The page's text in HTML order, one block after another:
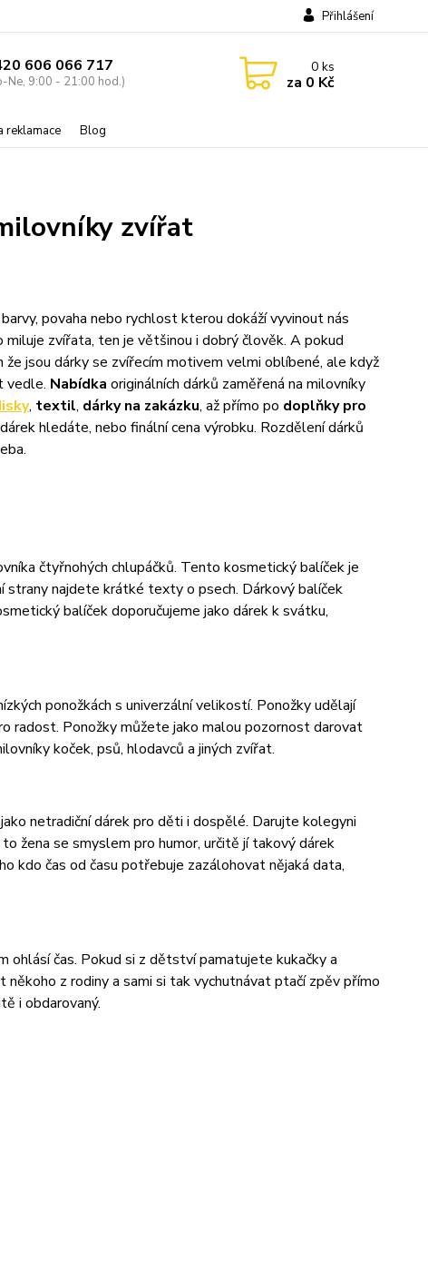
reklamace Blog
Přihlášení
606 066 717
Ne, 9:00 - 21:00 hod.)
0ks
za 0 Kč
zvířat
povaha nebo rychlost kterou dokáží vyvinout nás
zvířata, ten je většinou i dobrý člověk. A pokud
jsou dárky se zvířecím motivem velmi oblíbené, ale když
vedle. Nabídka originálních dárků zaměřená na milovníky
, textil, dárky na zakázku, až přímo po doplňky pro
hledáte, nebo finální cena výrobku. Rozdělení dárků
čtyřnohých chlupáčků. Tento kosmetický balíček je
strany najdete krátké texty o psech. Dárkový balíček
balíček doporučujeme jako dárek k svátku,
ponožkách s univerzální velikostí. Ponožky udělají
radost. Ponožky můžete jako malou pozornost darovat
koček, psů, hlodavců a jiných zvířat.
netradiční dárek pro děti i dospělé. Darujte kolegyni
žena se smyslem pro humor, určitě jí takový dárek
kdo čas od času potřebuje zazálohovat nějaká data,
ohlásí čas. Pokud si z dětství pamatujete kukačky a
z rodiny a sami si tak vychutnávat ptačí zpěv přímo
i obdarovaný.